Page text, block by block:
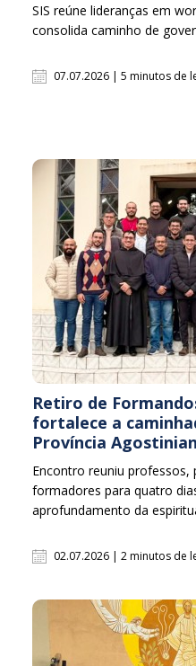
SIS reúne lideranças em
consolida caminho de
07.07.2026 | 5 minutos de
Retiro de
fortalece a
Província
Encontro reuniu
formadores para quatro
aprofundamento da
02.07.2026 | 2 minutos de